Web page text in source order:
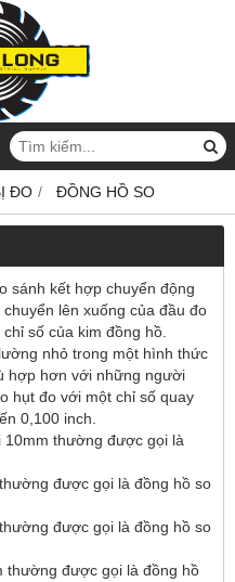
ĐO ĐỒNG HỒ SO
sánh kết hợp chuyển động
lên xuống của đầu đo
số của kim đồng hồ.
nhỏ trong một hình thức
hợp hơn với những người
hụt đo với một chỉ số quay
0,100 inch.
thường được gọi là
được gọi là đồng hồ so
được gọi là đồng hồ so
thường được gọi là đồng hồ